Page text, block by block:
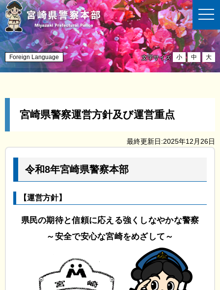
t
o
g
l
e
n
a
v
Foreign Language 文字サイズ 小 中 大
宮崎県警察運営方針及び運営重点
最終更新日:2025年12月26日
令和8年宮崎県警察本部
【運営方針】
県民の期待と信頼に応える強くしなやかな警察
～安全で安心な宮崎をめざして～